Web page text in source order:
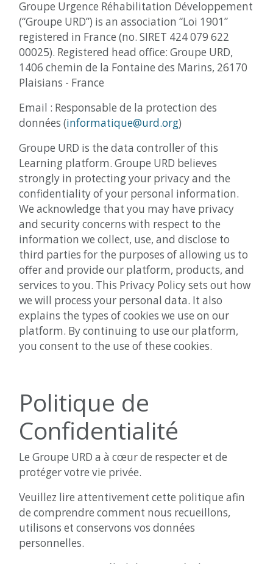
Groupe Urgence Réhabilitation Développement
(“Groupe URD”) is an association “Loi 1901”
registered in France (no. SIRET 424 079 622
00025). Registered head office: Groupe URD,
1406 chemin de la Fontaine des Marins, 26170
Plaisians - France
Email : Responsable de la protection des
données (informatique@urd.org)
Groupe URD is the data controller of this
Learning platform. Groupe URD believes
strongly in protecting your privacy and the
confidentiality of your personal information.
We acknowledge that you may have privacy
and security concerns with respect to the
information we collect, use, and disclose to
third parties for the purposes of allowing us to
offer and provide our platform, products, and
services to you. This Privacy Policy sets out how
we will process your personal data. It also
explains the types of cookies we use on our
platform. By continuing to use our platform,
you consent to the use of these cookies.
Politique de
Confidentialité
Le Groupe URD a à cœur de respecter et de
protéger votre vie privée.
Veuillez lire attentivement cette politique afin
de comprendre comment nous recueillons,
utilisons et conservons vos données
personnelles.